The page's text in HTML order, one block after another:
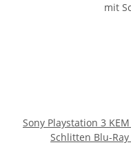
Sony Playstation 3
Schlitten Blu-